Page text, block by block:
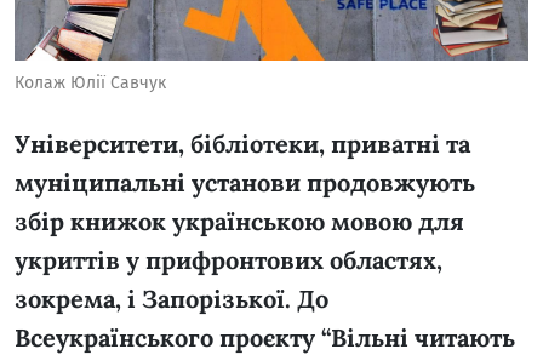
Колаж Юлії Савчук
Університети, бібліотеки, приватні та
муніципальні установи продовжують
збір книжок українською мовою для
укриттів у прифронтових областях,
зокрема, і Запорізької. До
Всеукраїнського проєкту “Вільні читають